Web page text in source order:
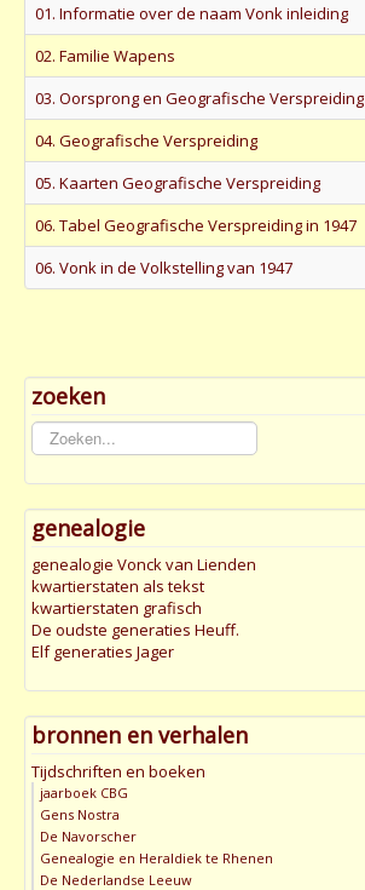
01. Informatie over de naam Vonk inleiding
02. Familie Wapens
03. Oorsprong en Geografische Verspreiding
04. Geografische Verspreiding
05. Kaarten Geografische Verspreiding
06. Tabel Geografische Verspreiding in 1947
06. Vonk in de Volkstelling van 1947
zoeken
Zoeken...
genealogie
genealogie Vonck van Lienden
kwartierstaten als tekst
kwartierstaten grafisch
De oudste generaties Heuff.
Elf generaties Jager
bronnen en verhalen
Tijdschriften en boeken
jaarboek CBG
Gens Nostra
De Navorscher
Genealogie en Heraldiek te Rhenen
De Nederlandse Leeuw